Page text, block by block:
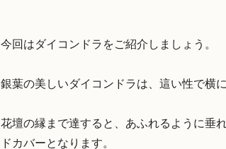
今回はダイコンドラをご紹介しましょう。
銀葉の美しいダイコンドラは、這い性で横
花壇の縁まで達すると、あふれるように垂
ドカバーとなります。